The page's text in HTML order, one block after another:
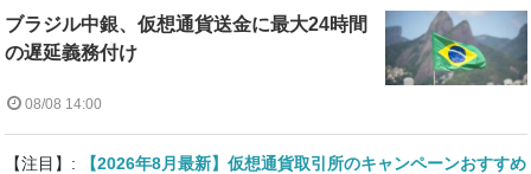
ブラジル中銀、仮想通貨送金に最大24時間
の遅延義務付け
08/08 14:00
【注目】:
【2026年8月最新】仮想通貨取引所のキャンペーンおすすめ